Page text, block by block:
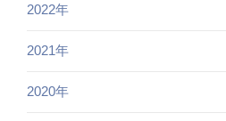
2022年
2021年
2020年